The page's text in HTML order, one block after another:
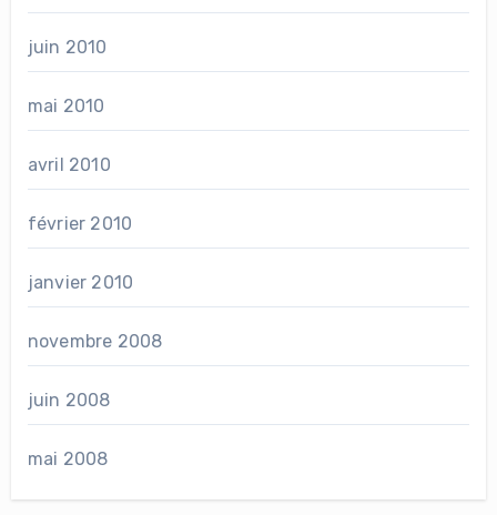
juin 2010
mai 2010
avril 2010
février 2010
janvier 2010
novembre 2008
juin 2008
mai 2008